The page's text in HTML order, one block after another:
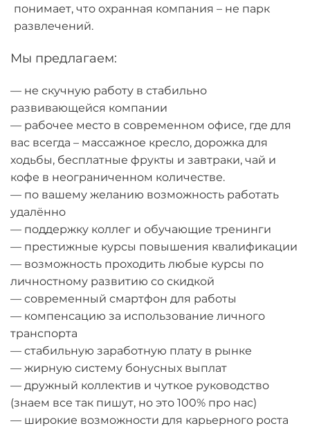
понимает, что охранная компания – не парк
развлечений.
Мы предлагаем:
— не скучную работу в стабильно
развивающейся компании
— рабочее место в современном офисе, где для
вас всегда – массажное кресло, дорожка для
ходьбы, бесплатные фрукты и завтраки, чай и
кофе в неограниченном количестве.
— по вашему желанию возможность работать
удалённо
— поддержку коллег и обучающие тренинги
— престижные курсы повышения квалификации
— возможность проходить любые курсы по
личностному развитию со скидкой
— современный смартфон для работы
— компенсацию за использование личного
транспорта
— стабильную заработную плату в рынке
— жирную систему бонусных выплат
— дружный коллектив и чуткое руководство
(знаем все так пишут, но это 100% про нас)
— широкие возможности для карьерного роста